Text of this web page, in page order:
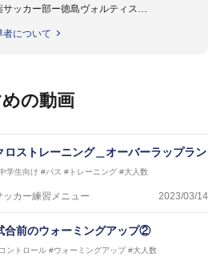
サッカー部ー徳島ヴォルティス
准教授。
者について
の動画
ロストレーニング＿オーバーラップラン
学生向け #パス #トレーニング #大人数
ッカー練習メニュー 2023/03/14
合前のウォーミングアップ②
ントロール #ウォーミングアップ #大人数